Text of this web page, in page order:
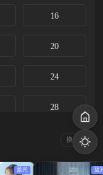
16
20
24
28
换一换
蓝光 蓝